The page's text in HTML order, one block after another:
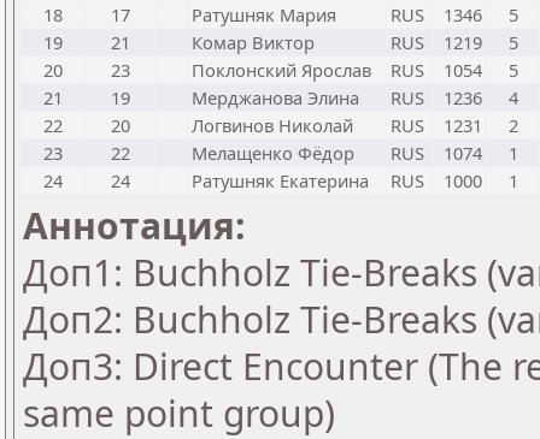
18
17 Ратушняк Мария RUS 1346
5
19
21 Комар Виктор RUS 1219
5
20
23 Поклонский Ярослав RUS 1054
5
21
19 Мерджанова Элина RUS 1236
4
22
20 Логвинов Николай RUS 1231
2
23
22 Мелащенко Фёдор RUS 1074
1
24
24 Ратушняк Екатерина RUS 1000 1
Аннотация:
Доп1: Buchholz Tie-Breaks
Доп2: Buchholz Tie-Breaks
Доп3: Direct Encounter (The
same point group)